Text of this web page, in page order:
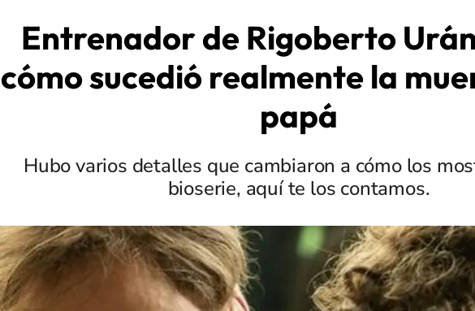
Entrenador de Rigoberto
cómo sucedió realmente la
papá
Hubo varios detalles que cambiaron a cómo los
bioserie, aquí te los contamos.